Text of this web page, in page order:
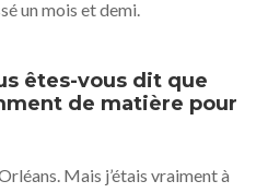
un mois et demi.
êtes-vous dit que
de matière pour
Mais j’étais vraiment à